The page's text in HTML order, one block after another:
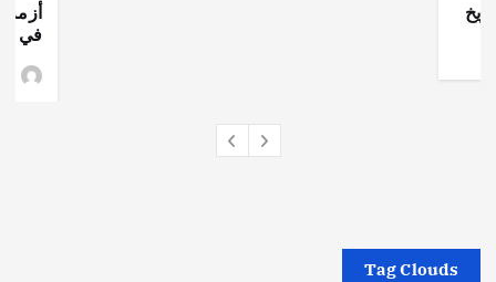
أزمة
في
Tag Clouds